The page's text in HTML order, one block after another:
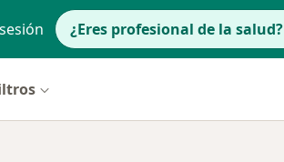
¿Eres profesional de la salud?